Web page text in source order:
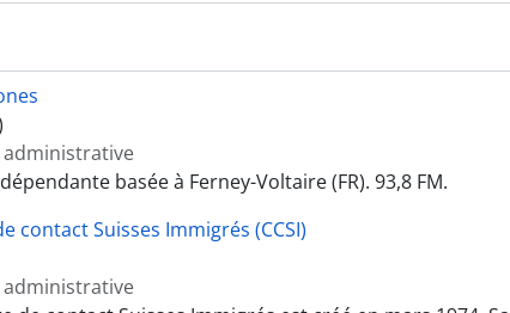
basée à Ferney-Voltaire (FR). 93,8 FM.
contact Suisses Immigrés (CCSI)